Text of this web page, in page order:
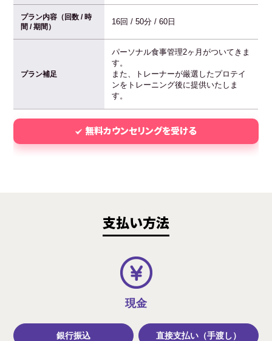
プラン内容（回数 / 時
間 / 期間）
16回 / 50分 / 60日
プラン補足
パーソナル食事管理2ヶ月がついてきま
す。
また、トレーナーが厳選したプロテイ
ンをトレーニング後に提供いたしま
す。
無料カウンセリングを受ける
支払い方法
現金
銀行振込 直接支払い（手渡し）